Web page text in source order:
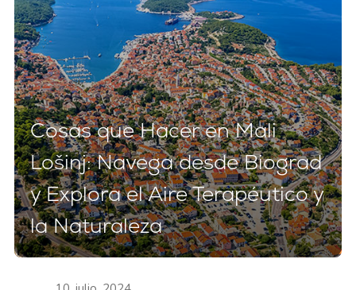
Cosas que Hacer en Mali
Lošinj: Navega desde Biograd
y Explora el Aire Terapéutico y
la Naturaleza